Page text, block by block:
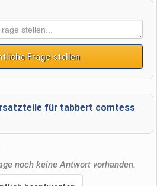
Frage stellen
für tabbert comtess
noch keine Antwort vorhanden.